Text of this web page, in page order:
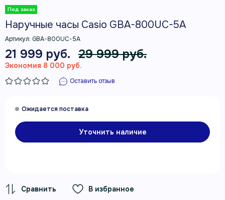
Наручные часы Casio GBA-800UC-5A
Артикул: GBA-800UC-5A
21 999 руб. 29 999 руб.
Экономия 8 000 руб.
Оставить отзыв
Уточнить наличие
В избранное